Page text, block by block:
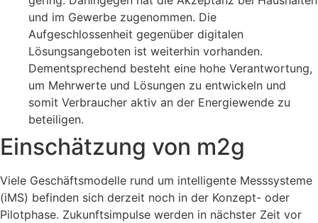
und im Gewerbe zugenommen. Die
Aufgeschlossenheit gegenüber digitalen
Lösungsangeboten ist weiterhin vorhanden.
Dementsprechend besteht eine hohe Verantwortung,
um Mehrwerte und Lösungen zu entwickeln und
somit Verbraucher aktiv an der Energiewende zu
beteiligen.
Einschätzung von m2g
Viele Geschäftsmodelle rund um intelligente Messsysteme
(iMS) befinden sich derzeit noch in der Konzept- oder
Pilotphase. Zukunftsimpulse werden in nächster Zeit vor